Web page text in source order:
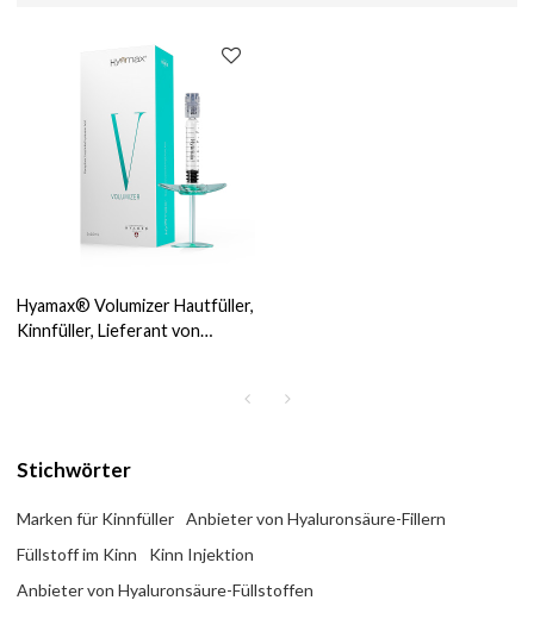
Hyamax® Volumizer Hautfüller,
Kinnfüller, Lieferant von
Stichwörter
Marken für Kinnfüller
Anbieter von Hyaluronsäure-Fillern
Füllstoff im Kinn
Kinn Injektion
Anbieter von Hyaluronsäure-Füllstoffen